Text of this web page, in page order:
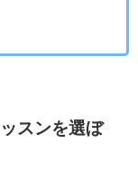
スンを選ぼ